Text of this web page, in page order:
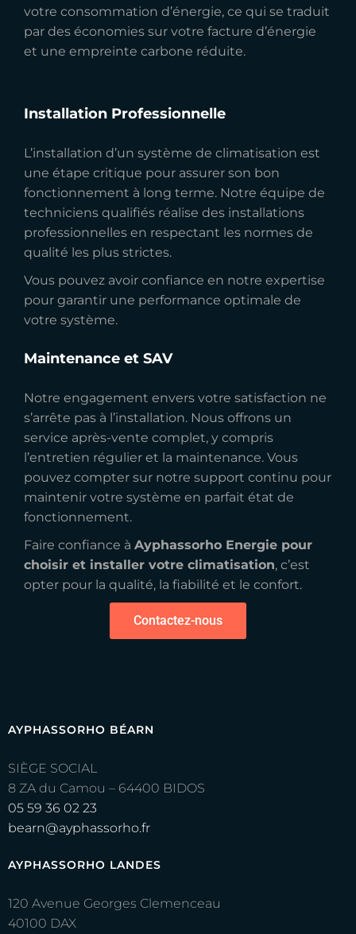
votre consommation d’énergie, ce qui se traduit
par des économies sur votre facture d’énergie
et une empreinte carbone réduite.
Installation Professionnelle
L’installation d’un système de climatisation est
une étape critique pour assurer son bon
fonctionnement à long terme. Notre équipe de
techniciens qualifiés réalise des installations
professionnelles en respectant les normes de
qualité les plus strictes.
Vous pouvez avoir confiance en notre expertise
pour garantir une performance optimale de
votre système.
Maintenance et SAV
Notre engagement envers votre satisfaction ne
s’arrête pas à l’installation. Nous offrons un
service après-vente complet, y compris
l’entretien régulier et la maintenance. Vous
pouvez compter sur notre support continu pour
maintenir votre système en parfait état de
fonctionnement.
Faire confiance à Ayphassorho Energie pour
choisir et installer votre climatisation, c’est
opter pour la qualité, la fiabilité et le confort.
Contactez-nous
AYPHASSORHO BÉARN
SIÈGE SOCIAL
8 ZA du Camou – 64400 BIDOS
05 59 36 02 23
bearn@ayphassorho.fr
AYPHASSORHO LANDES
120 Avenue Georges Clemenceau
40100 DAX